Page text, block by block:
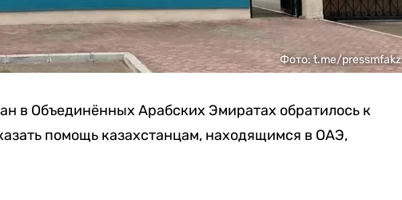
Фото: t.me/pressmfakz
в Объединённых Арабских Эмиратах обратилось к
помощь казахстанцам, находящимся в ОАЭ,